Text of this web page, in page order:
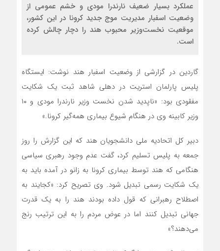
عملکرد بسیار ضعیف نارندرا مودی و خشم عمومی از
وضعیت اسفبار مدیریت موج جدید کرونا در این کشور،
موقعیت نخست‌وزیر محبوب هند را دچار چالش کرده
است.
گاردین در گزارشی از وضعیت اسفبار هند نوشت: ایستگاه
پلیس پارلمان استریت در دهلی شاهد ثبت یک شکایت
مفقودی بود: «ناپدید شدن نخست وزیر نارندرا مودی و ۱۰
وزیر کابینه وی در هنگام شیوع بیماری همه‌گیر کرونا.»
دبیر کل اتحادیه ملی دانشجویان هند که این گزارش را روز
جمعه به پلیس تسلیم کرد، گفت عدم وجود رهبری سیاسی
هنگامی که هند توسط بیماری کرونا به زانو در آمده باید به
یک شکایت رسمی تبدیل شود. وی تصریح کرد: «کجایند به
اصطلاح رهبرانی که قول داده بودند هند را به یک قدرت
جهانی تبدیل کنند اما در عوض مردم را به این ترتیب رنج
می‌دهند؟»